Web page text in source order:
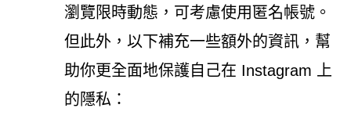
瀏覽限時動態，可考慮使用匿名帳號。
但此外，以下補充一些額外的資訊，幫
助你更全面地保護自己在 Instagram 上
的隱私：